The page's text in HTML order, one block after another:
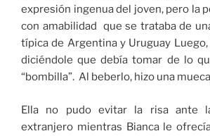
expresión ingenua del joven, pero la
con amabilidad que se trataba de
típica de Argentina y Uruguay
diciéndole que debía tomar de lo
“bombilla”. Al beberlo, hizo una
Ella no pudo evitar la risa ante
extranjero mientras Bianca le